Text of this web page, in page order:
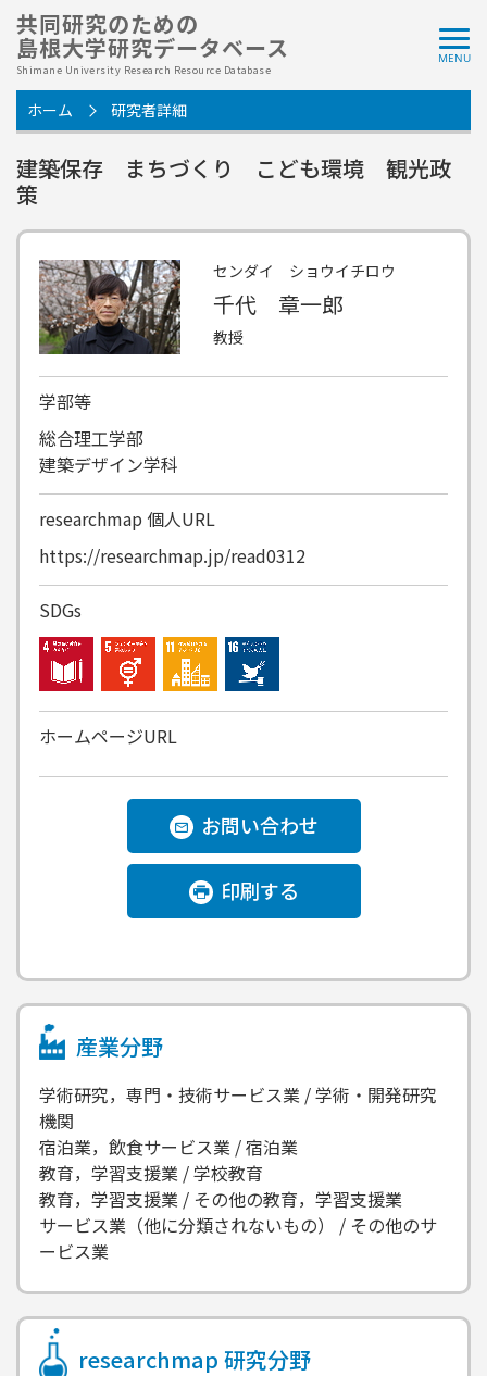
共同研究のための
島根大学研究データベース
Shimane University Research Resource Database
ホーム 研究者詳細
建築保存 まちづくり こども環境 観光政
策
センダイ ショウイチロウ
千代 章一郎
教授
学部等
総合理工学部
建築デザイン学科
researchmap 個人URL
https://researchmap.jp/read0312
SDGs
ホームページURL
お問い合わせ
印刷する
産業分野
学術研究，専門・技術サービス業 / 学術・開発研究
機関
宿泊業，飲食サービス業 / 宿泊業
教育，学習支援業 / 学校教育
教育，学習支援業 / その他の教育，学習支援業
サービス業（他に分類されないもの） / その他のサ
ービス業
researchmap 研究分野